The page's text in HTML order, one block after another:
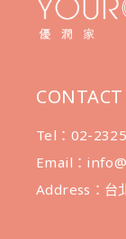
CONTACT
Tel：02-
Email：
Address：台